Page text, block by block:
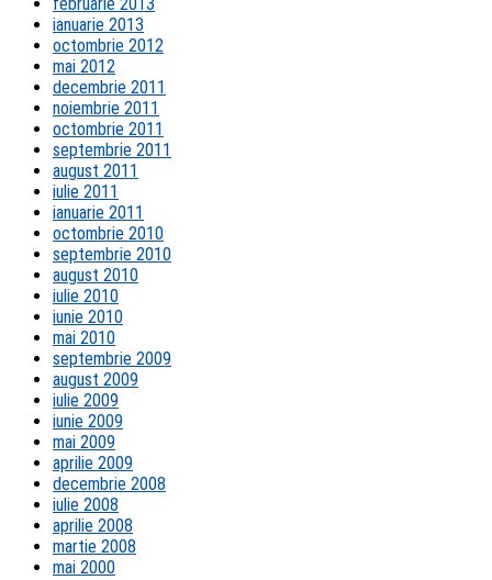
februarie 2013
ianuarie 2013
octombrie 2012
mai 2012
decembrie 2011
noiembrie 2011
octombrie 2011
septembrie 2011
august 2011
iulie 2011
ianuarie 2011
octombrie 2010
septembrie 2010
august 2010
iulie 2010
iunie 2010
mai 2010
septembrie 2009
august 2009
iulie 2009
iunie 2009
mai 2009
aprilie 2009
decembrie 2008
iulie 2008
aprilie 2008
martie 2008
mai 2000